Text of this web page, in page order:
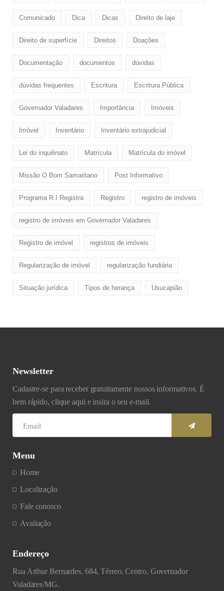
Comunicado Dica Dicas Direito de laje
Direito de superfície Direitos Doaçôes
Documentação documentos dúvidas
dúvidas frequentes Escritura Escritura Pública
Governador Valadares Importância Imóveis
Imóvel Inventário Inventário extrajudicial
Lei do inquilinato Matrícula Matrícula do imóvel
Missão O Bom Samaritano Post Informativo
Programa R.I Registra Registro registro de imóveis
registro de imóveis em Governador Valadares
Registro de imóvel registros de imóveis
Regularização de imóvel regularização fundiária
Situação jurídica Tipos de herança Usucapião
Newsletter
Cadastre-se para receber gratuitamente nossos informativos. É
bem rápido, clique aqui e insira o seu e-mail.
Menu
Home
Localização
Fale conosco
Avaliação
Endereço
Rua Arthur Bernardes, 684, Térreo, Centro, Governador
Valadares/MG.